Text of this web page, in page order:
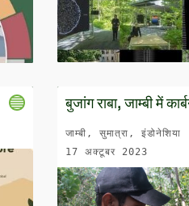
बुजांग राबा, जाम्बी में
जाम्बी, सुमात्रा, इंडोनेशिया
17 अक्टूबर 2023